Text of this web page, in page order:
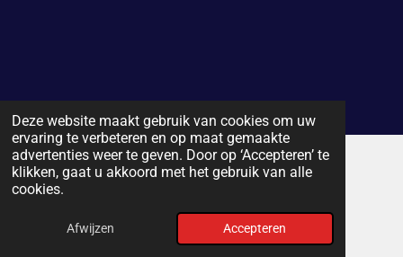
Deze website maakt gebruik van cookies om uw
ervaring te verbeteren en op maat gemaakte
advertenties weer te geven. Door op ‘Accepteren’ te
klikken, gaat u akkoord met het gebruik van alle
cookies.
Afwijzen Accepteren
© 2015 Rooi Vol Koren